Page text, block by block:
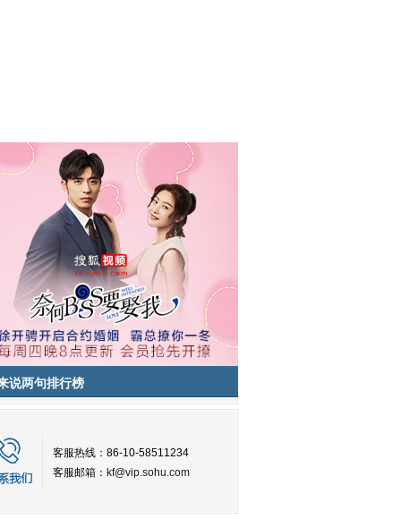
说两句排行榜
客服热线：86-10-58511234
客服邮箱： kf@vip.sohu.com